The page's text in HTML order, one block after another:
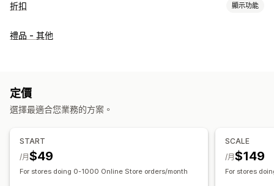
折扣 顯示功能
折扣類型
管理折扣
範本 幣別轉換 觸發條件與規則
禮品 - 其他
定價
選擇最適合您業務的方案。
START
$49
/月
For stores doing 0-1000 Online Store orders/month
SCALE
$149
/月
For stores